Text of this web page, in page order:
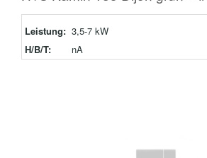
Leistung: 3,5-7 kW
H/B/T:
nA